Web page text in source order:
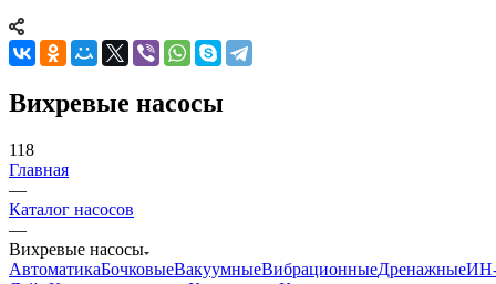
Вихревые насосы
118
Главная
—
Каталог насосов
—
Вихревые насосы
АвтоматикаБочковыеВакуумныеВибрационныеДренажные